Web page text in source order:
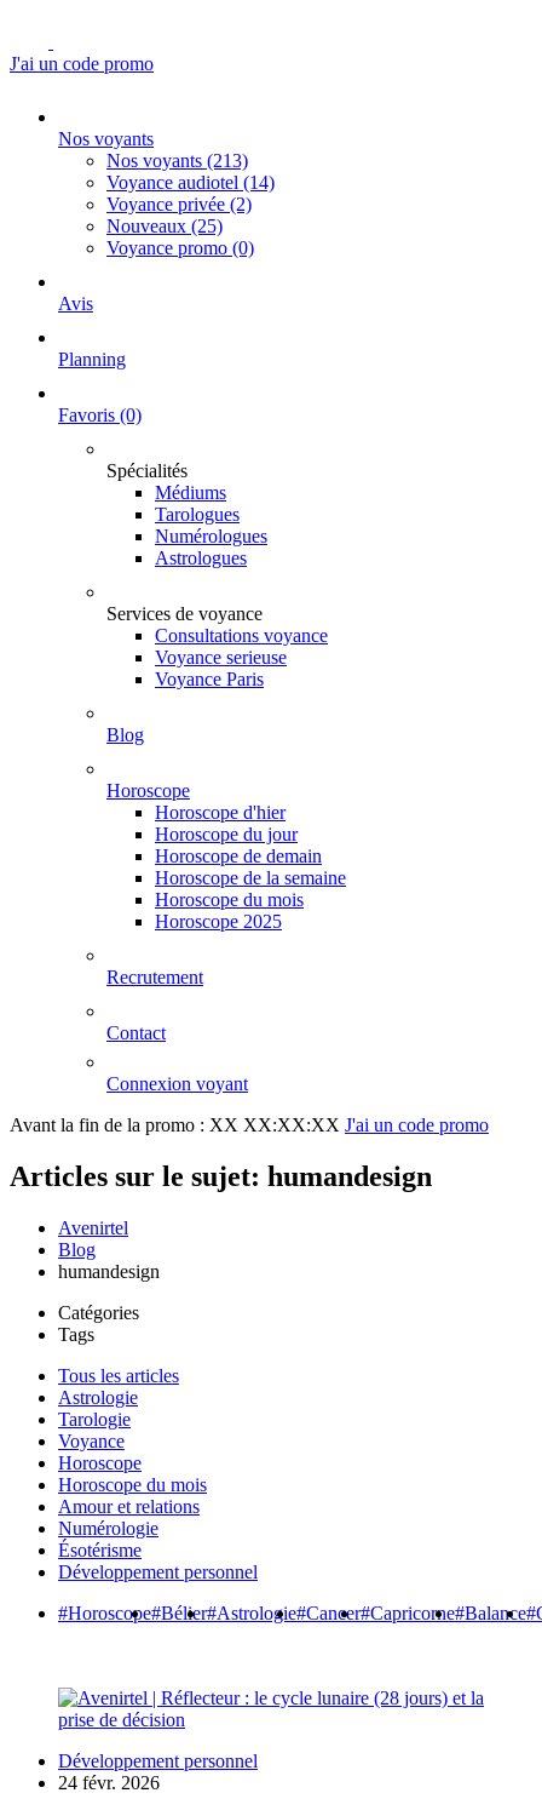
J'ai un code promo
Nos voyants
Nos voyants (213)
Voyance audiotel (14)
Voyance privée (2)
Nouveaux (25)
Voyance promo (0)
Avis
Planning
Favoris (0)
Spécialités
Médiums
Tarologues
Numérologues
Astrologues
Services de voyance
Consultations voyance
Voyance serieuse
Voyance Paris
Blog
Horoscope
Horoscope d'hier
Horoscope du jour
Horoscope de demain
Horoscope de la semaine
Horoscope du mois
Horoscope 2025
Recrutement
Contact
Connexion voyant
Avant la fin de la promo : XX XX:XX:XX J'ai un code promo
Articles sur le sujet: humandesign
Avenirtel
Blog
humandesign
Catégories
Tags
Tous les articles
Astrologie
Tarologie
Voyance
Horoscope
Horoscope du mois
Amour et relations
Numérologie
Ésotérisme
Développement personnel
#Horoscope#Bélier#Astrologie#Cancer#Capricorne#Balance
Développement personnel
24 févr. 2026